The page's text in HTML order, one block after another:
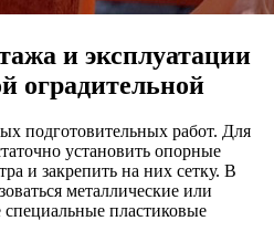
и эксплуатации
оградительной
подготовительных работ. Для
установить опорные
и закрепить на них сетку. В
металлические или
пластиковые